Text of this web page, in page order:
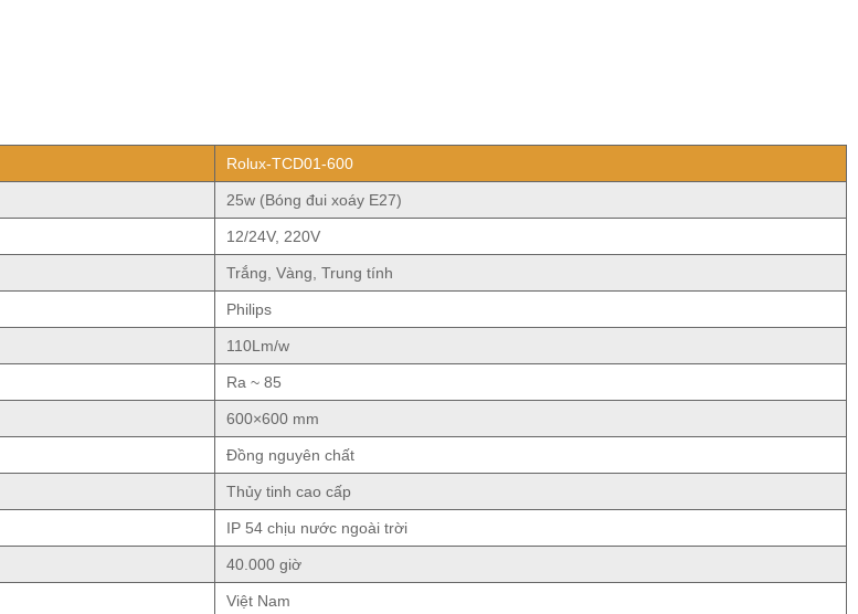
Rolux-TCD01-600
25w (Bóng đui xoáy E27)
12/24V, 220V
Trắng, Vàng, Trung tính
Philips
110Lm/w
Ra ~ 85
600×600 mm
Đồng nguyên chất
Thủy tinh cao cấp
IP 54 chịu nước ngoài trời
40.000 giờ
Việt Nam